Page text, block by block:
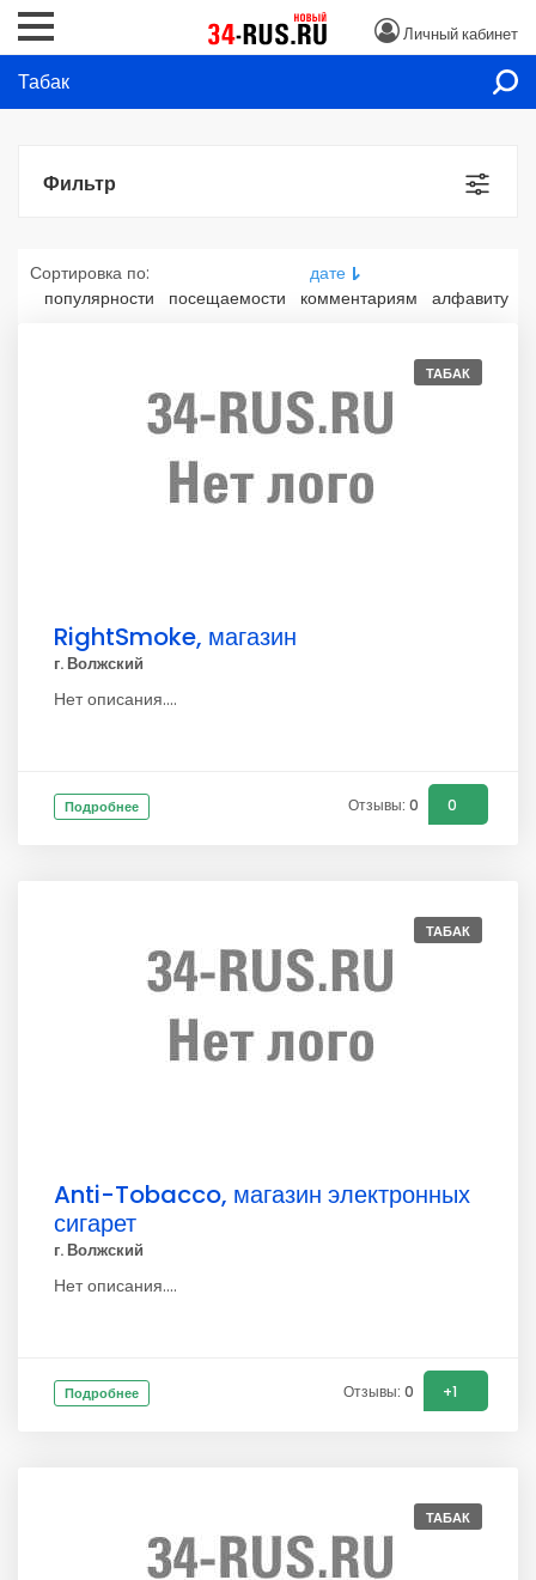
Личный кабинет
Табак
Фильтр
Сортировка по:
дате
популярности
посещаемости комментариям алфавиту
ТАБАК
RightSmoke, магазин
г. Волжский
Нет описания....
Подробнее Отзывы: 0 0
ТАБАК
Anti-Tobacco, магазин электронных
сигарет
г. Волжский
Нет описания....
Подробнее Отзывы: 0 +1
ТАБАК